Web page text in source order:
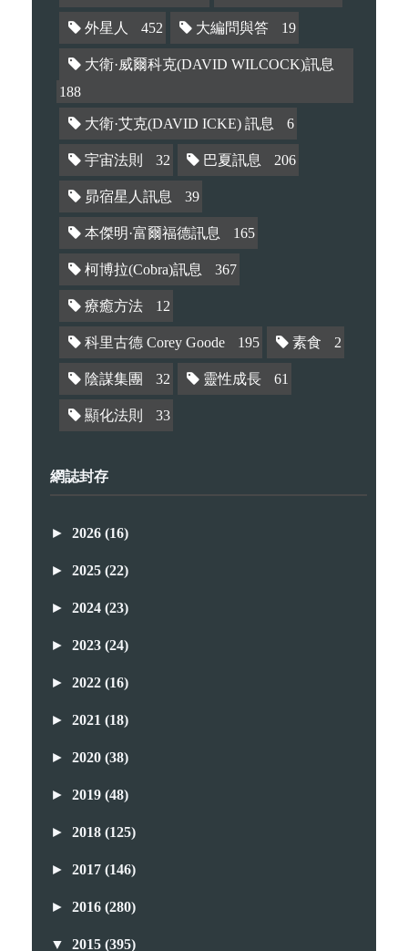
外星人 452 大編問與答 19
大衛·威爾科克(DAVID WILCOCK)訊息
188
大衛·艾克(DAVID ICKE) 訊息 6
宇宙法則 32 巴夏訊息 206
昴宿星人訊息 39
本傑明·富爾福德訊息 165
柯博拉(Cobra)訊息 367
療癒方法 12
科里古德 Corey Goode 195 素食 2
陰謀集團 32 靈性成長 61
顯化法則 33
網誌封存
► 2026 (16)
► 2025 (22)
► 2024 (23)
► 2023 (24)
► 2022 (16)
► 2021 (18)
► 2020 (38)
► 2019 (48)
► 2018 (125)
► 2017 (146)
► 2016 (280)
▼ 2015 (395)